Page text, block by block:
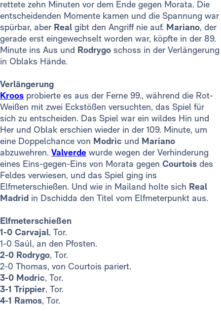
rettete zehn Minuten vor dem Ende gegen Morata. Die
entscheidenden Momente kamen und die Spannung war
spürbar, aber Real gibt den Angriff nie auf. Mariano, der
gerade erst eingewechselt worden war, köpfte in der 89.
Minute ins Aus und Rodrygo schoss in der Verlängerung
in Oblaks Hände.
Verlängerung
Kroos probierte es aus der Ferne 99., während die Rot-
Weißen mit zwei Eckstößen versuchten, das Spiel für
sich zu entscheiden. Das Spiel war ein wildes Hin und
Her und Oblak erschien wieder in der 109. Minute, um
eine Doppelchance von Modric und Mariano
abzuwehren. Valverde wurde wegen der Verhinderung
eines Eins-gegen-Eins von Morata gegen Courtois des
Feldes verwiesen, und das Spiel ging ins
Elfmeterschießen. Und wie in Mailand holte sich Real
Madrid in Dschidda den Titel vom Elfmeterpunkt aus.
Elfmeterschießen
1-0 Carvajal, Tor.
1-0 Saúl, an den Pfosten.
2-0 Rodrygo, Tor.
2-0 Thomas, von Courtois pariert.
3-0 Modric, Tor.
3-1 Trippier, Tor.
4-1 Ramos, Tor.